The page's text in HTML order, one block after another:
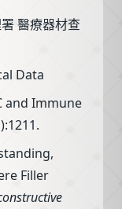
醫療器材查
Data
and Immune
Filler